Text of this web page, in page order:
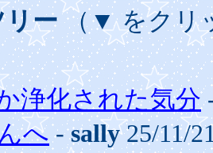
リー（▼ をクリ
浄化された気分
へ-sally25/11/